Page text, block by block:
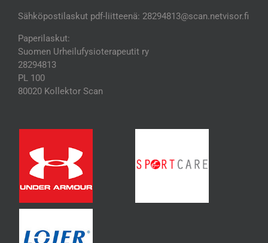
Sähköpostilaskut pdf-liitteenä: 28294813@scan.netvisor.fi
Paperilaskut:
Suomen Urheilufysioterapeutit ry
28294813
PL 100
80020 Kollektor Scan